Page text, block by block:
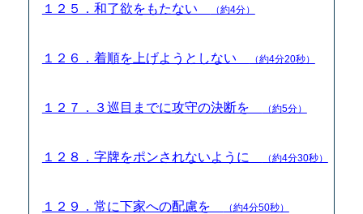
１２５．和了欲をもたない （約4分）
１２６．着順を上げようとしない （約4分20秒）
１２７．３巡目までに攻守の決断を （約5分）
１２８．字牌をポンされないように （約4分30秒）
１２９．常に下家への配慮を （約4分50秒）